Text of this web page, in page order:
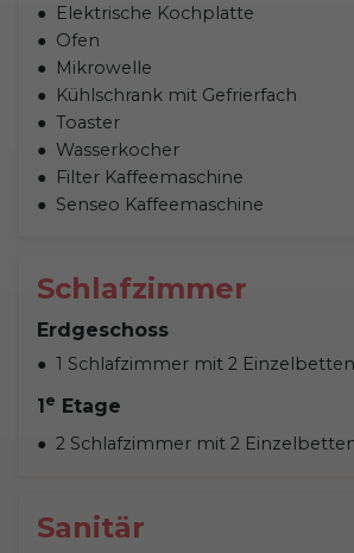
Elektrische Kochplatte
Ofen
Mikrowelle
Kühlschrank mit Gefrierfach
Toaster
Wasserkocher
Filter Kaffeemaschine
Senseo Kaffeemaschine
Schlafzimmer
Erdgeschoss
1 Schlafzimmer mit 2 Einzelbetten
1 e Etage
2 Schlafzimmer mit 2
Sanitär